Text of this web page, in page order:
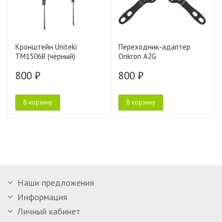
Кронштейн Uniteki
TM1506B (чёрный)
800 ₽
В корзину
Переходник-адаптер
Onkron A2G
800 ₽
В корзину
Наши предложения
Информация
Личный кабинет